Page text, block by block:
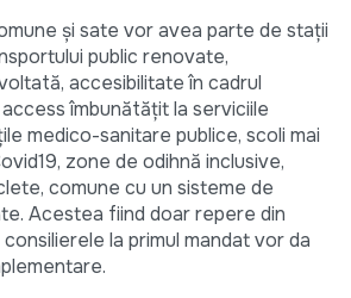
și sate vor avea parte de staţii
public renovate,
accesibilitate în cadrul
îmbunătățit la serviciile
medico-sanitare publice, scoli mai
zone de odihnă inclusive,
comune cu un sisteme de
Acestea fiind doar repere din
la primul mandat vor da